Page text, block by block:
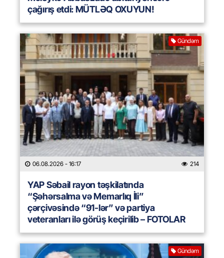
çağırış etdi: MÜTLƏQ OXUYUN!
Gündəm
06.08.2026 - 16:17 214
YAP Səbail rayon təşkilatında
“Şəhərsalma və Memarlıq İli”
çərçivəsində “91-lər” və partiya
veteranları ilə görüş keçirilib – FOTOLAR
Gündəm